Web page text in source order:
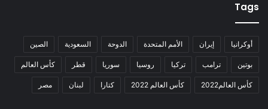
Tags
أوكرانيا إيران الأمم المتحدة الدوحة السعودية الصين
بوتين ترامب تركيا روسيا سوريا قطر كأس العالم
كأس العالم2022 كأس العالم 2022 كتارا لبنان مصر